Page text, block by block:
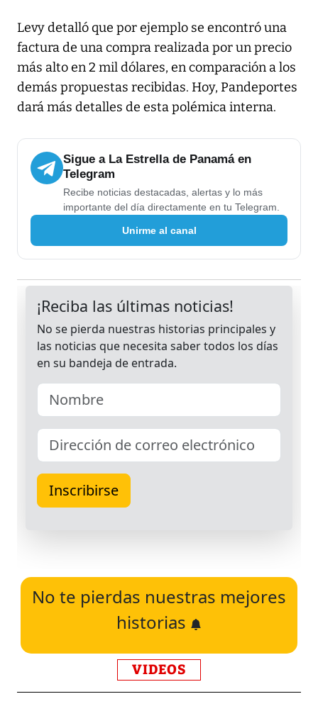
Levy detalló que por ejemplo se encontró una
factura de una compra realizada por un precio
más alto en 2 mil dólares, en comparación a los
demás propuestas recibidas. Hoy, Pandeportes
dará más detalles de esta polémica interna.
Sigue a La Estrella de Panamá en
Telegram
Recibe noticias destacadas, alertas y lo más
importante del día directamente en tu Telegram.
Unirme al canal
No te pierdas nuestras mejores
historias
VIDEOS